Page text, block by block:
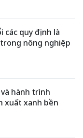
các quy định là
nông nghiệp
hành trình
xuất xanh bền